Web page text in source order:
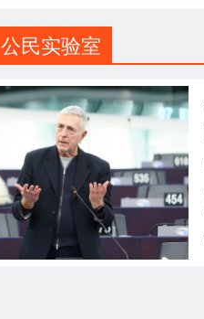
公民实验室